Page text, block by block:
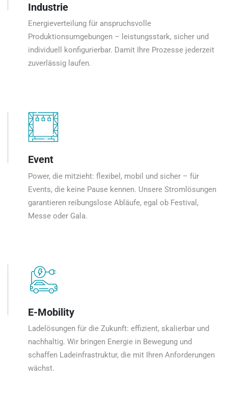
Industrie
Energieverteilung für anspruchsvolle
Produktionsumgebungen – leistungsstark, sicher und
individuell konfigurierbar. Damit Ihre Prozesse jederzeit
zuverlässig laufen.
Event
Power, die mitzieht: flexibel, mobil und sicher – für
Events, die keine Pause kennen. Unsere Stromlösungen
garantieren reibungslose Abläufe, egal ob Festival,
Messe oder Gala.
E-Mobility
Ladelösungen für die Zukunft: effizient, skalierbar und
nachhaltig. Wir bringen Energie in Bewegung und
schaffen Ladeinfrastruktur, die mit Ihren Anforderungen
wächst.